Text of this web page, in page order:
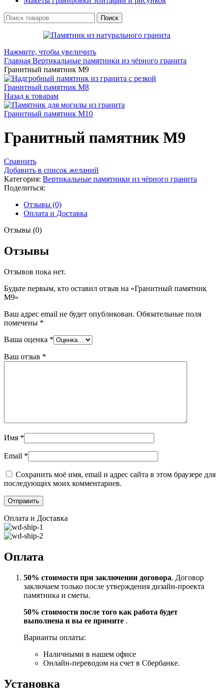
Поиск
Нажмите, чтобы увеличить
Главная Вертикальные памятники из чёрного гранита
Гранитный памятник М9
Гранитный памятник М8
Назад к товарам
Гранитный памятник М10
Гранитный памятник М9
Сравнить
Добавить в список желаний
Категория: Вертикальные памятники из чёрного гранита
Поделиться:
Отзывы (0)
Оплата и Доставка
Отзывы (0)
Отзывы
Отзывов пока нет.
Будьте первым, кто оставил отзыв на «Гранитный памятник
М9»
Ваш адрес email не будет опубликован. Обязательные поля
помечены *
Ваша оценка *
Ваш отзыв *
Имя *
Email *
Сохранить моё имя, email и адрес сайта в этом браузере для
последующих моих комментариев.
Оплата и Доставка
Оплата
50% стоимости при заключении договора. Договор
заключаем только после утверждения дизайн-проекта
памятника и сметы.
50% стоимости после того как работа будет
выполнена и вы ее примите .
Варианты оплаты:
Наличными в нашем офисе
Онлайн-переводом на счет в Сбербанке.
Установка